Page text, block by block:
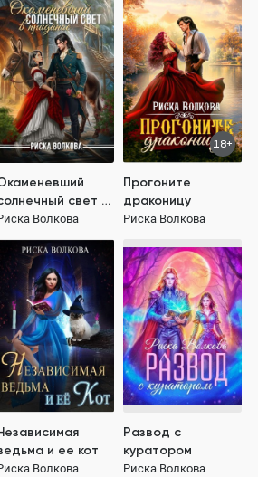
свет в
Волкова
18+
Прогоните
драконицу
Риска Волкова
и ее кот
Волкова
Развод с
куратором
Риска Волкова